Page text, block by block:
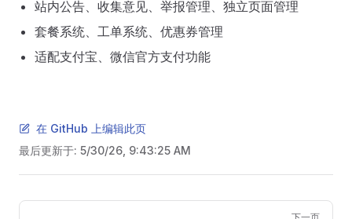
站内公告、收集意见、举报管理、独立页面管理
套餐系统、工单系统、优惠券管理
适配支付宝、微信官方支付功能
在 GitHub 上编辑此页
最后更新于: 5/30/26, 9:43:25 AM
Pager